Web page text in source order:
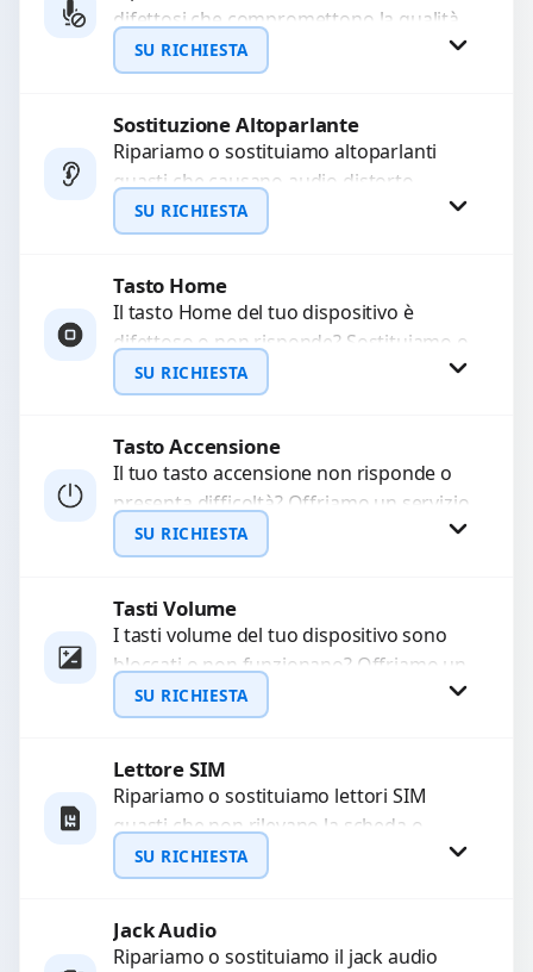
WhatsApp
difettosi che compromettono la qualità
audio delle registrazioni o delle
chiamate. Diagnosi accurata e ricambi
SU RICHIESTA
Richiedi Preventivo
WhatsApp
Sostituzione Altoparlante
Ripariamo o sostituiamo altoparlanti
guasti che causano audio distorto,
basso o assente. Utilizziamo ricambi di
alta qualità garantiti per 3...
SU RICHIESTA
Richiedi Preventivo
WhatsApp
Tasto Home
Il tasto Home del tuo dispositivo è
difettoso o non risponde? Sostituiamo o
ripariamo il modulo con componenti di
alta...
SU RICHIESTA
Richiedi Preventivo
WhatsApp
Tasto Accensione
Il tuo tasto accensione non risponde o
presenta difficoltà? Offriamo un servizio
professionale di riparazione o
sostituzione utilizzando componenti di...
SU RICHIESTA
Richiedi Preventivo
WhatsApp
Tasti Volume
I tasti volume del tuo dispositivo sono
bloccati o non funzionano? Offriamo un
servizio di riparazione o sostituzione
con ricambi...
SU RICHIESTA
Richiedi Preventivo
WhatsApp
Lettore SIM
Ripariamo o sostituiamo lettori SIM
guasti che non rilevano la scheda o
interrompono il segnale. Utilizziamo
ricambi testati e garantiti...
SU RICHIESTA
Richiedi Preventivo
Jack Audio
Ripariamo o sostituiamo il jack audio